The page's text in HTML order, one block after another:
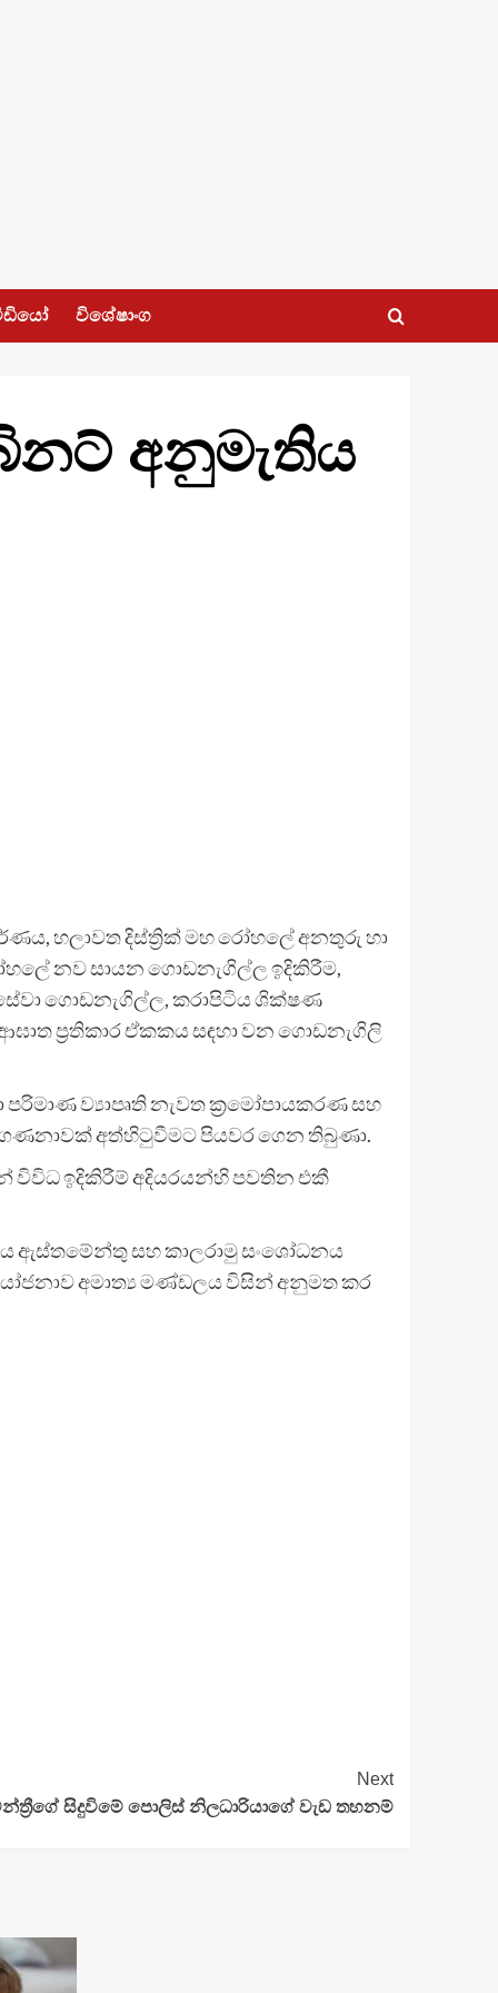
විශේෂාංග
අනුමැතිය
හලාවත දිස්ත්‍රික් මහ රෝහලේ අනතුරු හා
නව සායන ගොඩනැගිල්ල ඉදිකිරීම,
ගොඩනැගිල්ල, කරාපිටිය ශික්ෂණ
ප්‍රතිකාර ඒකකය සඳහා වන ගොඩනැගිලි
ව්‍යාපෘති නැවත ක්‍රමෝපායකරණ සහ
ගණනාවක් අත්හිටුවීමට පියවර ගෙන තිබුණා.
විවිධ ඉදිකිරීම් අදියරයන්හි පවතින එකී
ඇස්තමේන්තු සහ කාලරාමු සංශෝධනය
අමාත්‍ය මණ්ඩලය විසින් අනුමත කර
Next
සිදුවිමේ පොලිස් නිලධාරියාගේ වැඩ තහනම්